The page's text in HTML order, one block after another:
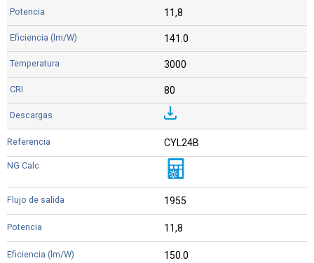
11,8
141.0
3000
80
CYL24B
1955
11,8
150.0